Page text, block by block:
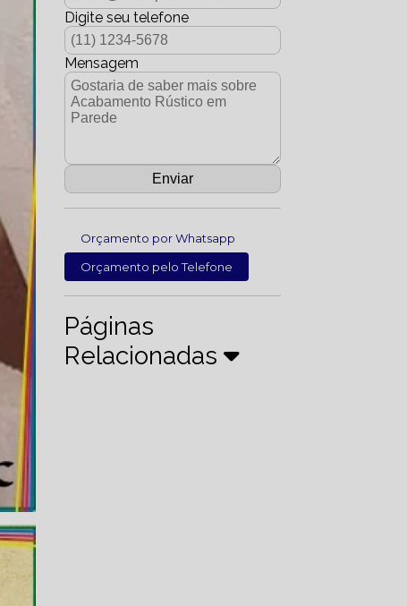
Digite seu telefone
Mensagem
Orçamento por Whatsapp
Orçamento pelo Telefone
Páginas
Relacionadas